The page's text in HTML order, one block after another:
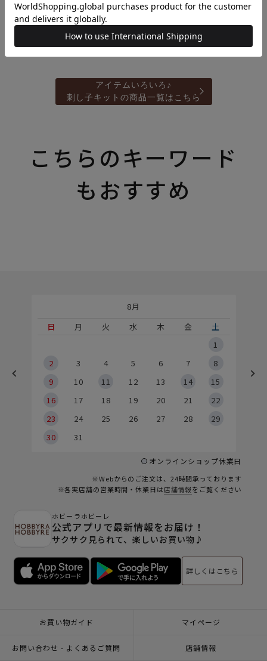
アイテムいろいろ♪
刺し子キットの商品一覧はこちら
こちらのキーワード
もおすすめ
8月
日
月 火 水 木 金
土
1
2
3 4 5 6 7
8
9
10 11 12 13 14
15
16
17 18 19 20 21
22
23
24 25 26 27 28
29
30
31
オンラインショップ休業日
※Webからのご注文は、24時間承っております
※各実店舗の営業時間・休業日は店舗情報をご覧ください
ホビーラホビーレ
公式アプリで最新情報をお届け！
サクサク見られて、楽しいお買い物♪
詳しくはこちら
お買い物ガイド マイページ
お問い合わせ - よくあるご質問 店舗情報